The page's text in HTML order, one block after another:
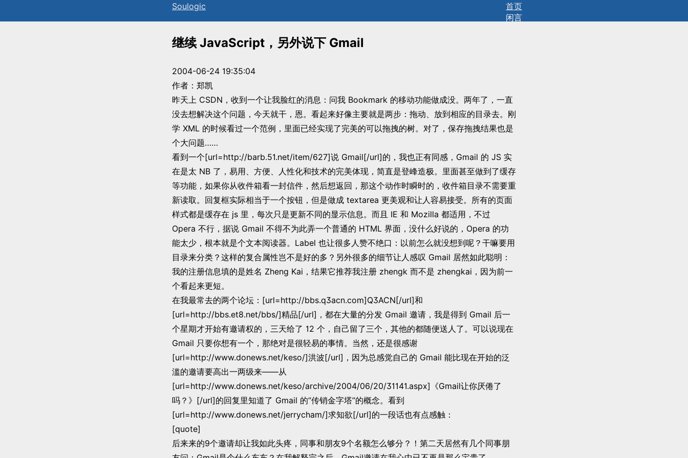
Soulogic
首页
闲言
继续 JavaScript，另外说下 Gmail
2004-06-24 19:35:04
作者：郑凯
昨天上 CSDN，收到一个让我脸红的消息：问我 Bookmark 的移动功能做成没。两年了，一直
没去想解决这个问题，今天就干，恩。看起来好像主要就是两步：拖动、放到相应的目录去。刚
学 XML 的时候看过一个范例，里面已经实现了完美的可以拖拽的树。对了，保存拖拽结果也是
个大问题……
看到一个[url=http://barb.51.net/item/627]说 Gmail[/url]的，我也正有同感，Gmail 的 JS 实
在是太 NB 了，易用、方便、人性化和技术的完美体现，简直是登峰造极。里面甚至做到了缓存
等功能，如果你从收件箱看一封信件，然后想返回，那这个动作时瞬时的，收件箱目录不需要重
新读取。回复框实际相当于一个按钮，但是做成 textarea 更美观和让人容易接受。所有的页面
样式都是缓存在 js 里，每次只是更新不同的显示信息。而且 IE 和 Mozilla 都适用，不过
Opera 不行，据说 Gmail 不得不为此弄一个普通的 HTML 界面，没什么好说的，Opera 的功
能太少，根本就是个文本阅读器。Label 也让很多人赞不绝口：以前怎么就没想到呢？干嘛要用
目录来分类？这样的复合属性岂不是好的多？另外很多的细节让人感叹 Gmail 居然如此聪明：
我的注册信息填的是姓名 Zheng Kai，结果它推荐我注册 zhengk 而不是 zhengkai，因为前一
个看起来更短。
在我最常去的两个论坛：[url=http://bbs.q3acn.com]Q3ACN[/url]和
[url=http://bbs.et8.net/bbs/]精品[/url]，都在大量的分发 Gmail 邀请，我是得到 Gmail 后一
个星期才开始有邀请权的，三天给了 12 个，自己留了三个，其他的都随便送人了。可以说现在
Gmail 只要你想有一个，那绝对是很轻易的事情。当然，还是很感谢
[url=http://www.donews.net/keso/]洪波[/url]，因为总感觉自己的 Gmail 能比现在开始的泛
滥的邀请要高出一两级来——从
[url=http://www.donews.net/keso/archive/2004/06/20/31141.aspx]《Gmail让你厌倦了
吗？》[/url]的回复里知道了 Gmail 的“传销金字塔”的概念。看到
[url=http://www.donews.net/jerrycham/]求知欲[/url]的一段话也有点感触：
[quote]
后来来的9个邀请却让我如此头疼，同事和朋友9个名额怎么够分？！第二天居然有几个同事朋